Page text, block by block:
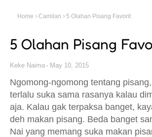
Home Camilan 5 Olahan Pisang Favorit
5 Olahan Pisang
Keke Naima May 10, 2015
Ngomong-ngomong tentang
terlalu suka sama rasanya kalau
aja. Kalau gak terpaksa banget,
deh makan pisang. Beda banget
Nai yang memang suka makan